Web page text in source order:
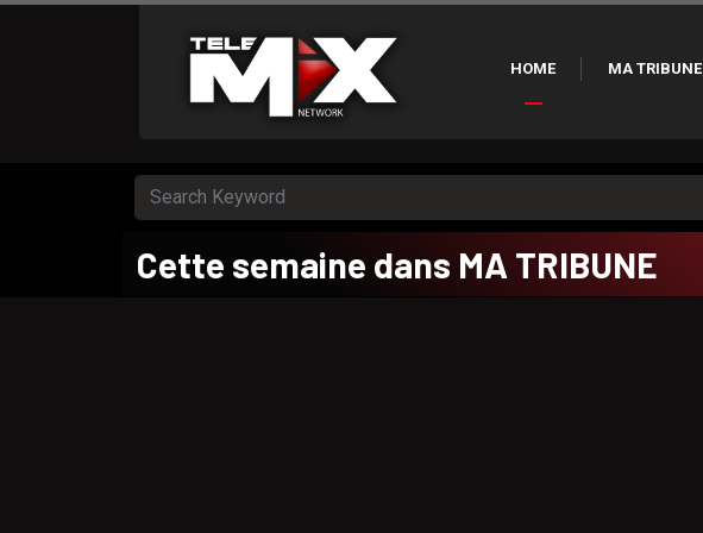
HOME MA TRIBUNE
Cette semaine dans MA TRIBUNE